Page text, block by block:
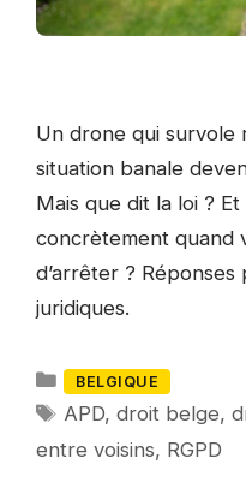
Un drone qui survole
situation banale
Mais que dit la loi ?
concrètement quand
d’arrêter ?
juridiques.
Catégories
BELGIQUE
Mots-
clés
APD,droit belge,
entre voisins, RGPD